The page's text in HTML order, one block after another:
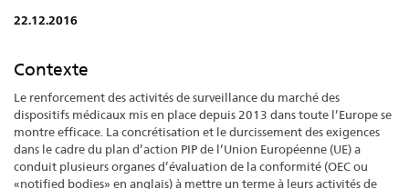
22.12.2016
Contexte
Le renforcement des activités de surveillance du marché des
dispositifs médicaux mis en place depuis 2013 dans toute l’Europe se
montre efficace. La concrétisation et le durcissement des exigences
dans le cadre du plan d’action PIP de l’Union Européenne (UE) a
conduit plusieurs organes d’évaluation de la conformité (OEC ou
«notified bodies» en anglais) à mettre un terme à leurs activités de